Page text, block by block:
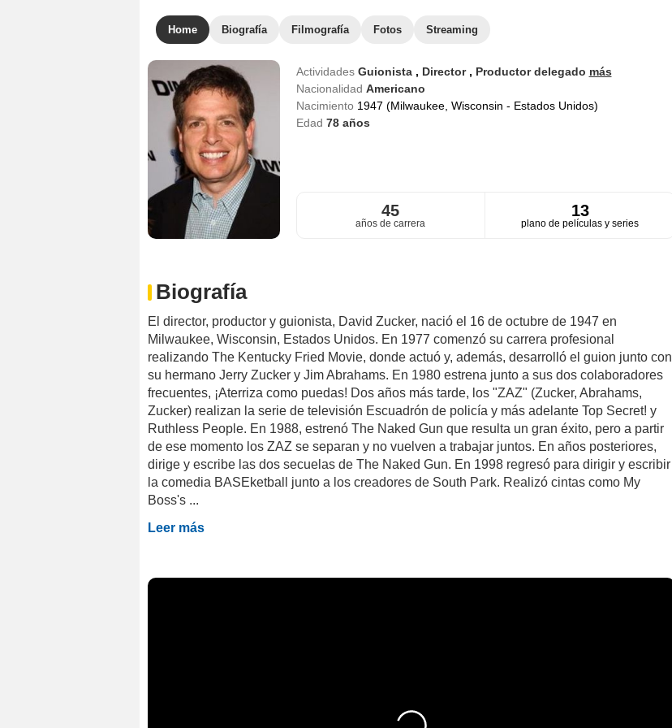
Home Biografía Filmografía Fotos Streaming
Actividades Guionista , Director , Productor delegado más
Nacionalidad Americano
Nacimiento 1947 (Milwaukee, Wisconsin - Estados Unidos)
Edad 78años
45
años de carrera
13
plano de películas y series
Biografía
El director, productor y guionista, David Zucker, nació el 16 de octubre de 1947 en
Milwaukee, Wisconsin, Estados Unidos. En 1977 comenzó su carrera profesional
realizando The Kentucky Fried Movie, donde actuó y, además, desarrolló el guion junto con
su hermano Jerry Zucker y Jim Abrahams. En 1980 estrena junto a sus dos colaboradores
frecuentes, ¡Aterriza como puedas! Dos años más tarde, los "ZAZ" (Zucker, Abrahams,
Zucker) realizan la serie de televisión Escuadrón de policía y más adelante Top Secret! y
Ruthless People. En 1988, estrenó The Naked Gun que resulta un gran éxito, pero a partir
de ese momento los ZAZ se separan y no vuelven a trabajar juntos. En años posteriores,
dirige y escribe las dos secuelas de The Naked Gun. En 1998 regresó para dirigir y escribir
la comedia BASEketball junto a los creadores de South Park. Realizó cintas como My
Boss's ...
Leer más